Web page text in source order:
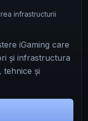
infrastructurii
iGaming care
și infrastructura
tehnice și